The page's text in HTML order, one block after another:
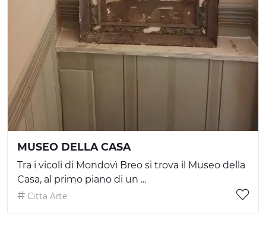
MUSEO DELLA CASA
Tra i vicoli di Mondovì Breo si trova il Museo della
Casa, al primo piano di un ...
Citta Arte